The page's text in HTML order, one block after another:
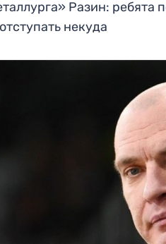
Разин: ребята
некуда